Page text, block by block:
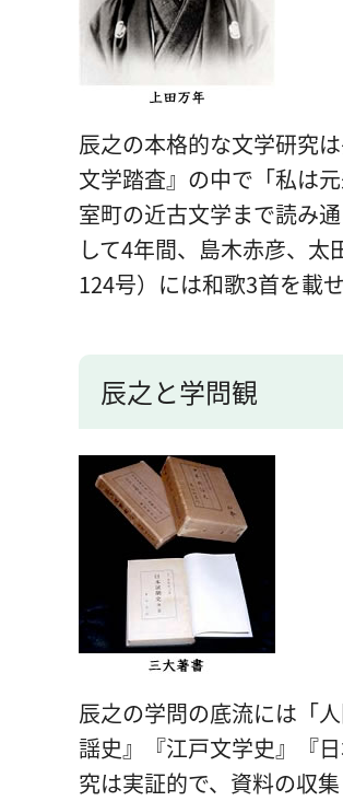
辰之の本格的な文学研究
文学踏査』の中で「私は
室町の近古文学まで読み
して4年間、島木赤彦、
124号）には和歌3首を載せ
辰之と学問観
辰之の学問の底流には「
謡史』『江戸文学史』『
究は実証的で、資料の収